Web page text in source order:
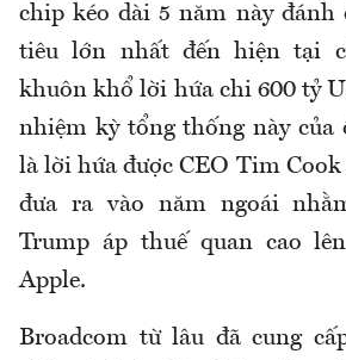
chip kéo dài 5 năm này đánh
tiêu lớn nhất đến hiện tại
khuôn khổ lời hứa chi 600 tỷ
nhiệm kỳ tổng thống này của
là lời hứa được CEO Tim Cook
đưa ra vào năm ngoái
Trump áp thuế quan cao
Apple.
Broadcom từ lâu đã cung